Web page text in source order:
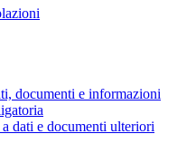
documenti e informazioni
dati e documenti ulteriori